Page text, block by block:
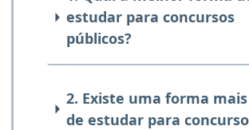
estudar para concursos
públicos?
2. Existe uma forma
de estudar para